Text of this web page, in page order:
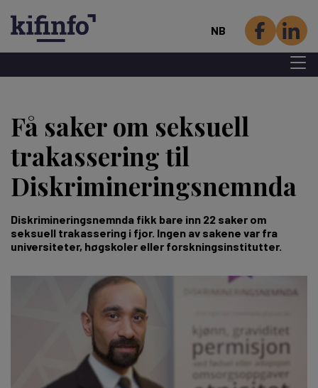
hovedinnhold
NB
Menu
Få saker om seksuell
trakassering til
Diskriminerings­nemnda
Diskrimineringsnemnda fikk bare inn 22 saker om
seksuell trakassering i fjor. Ingen av sakene var fra
universiteter, høgskoler eller forskningsinstitutter.